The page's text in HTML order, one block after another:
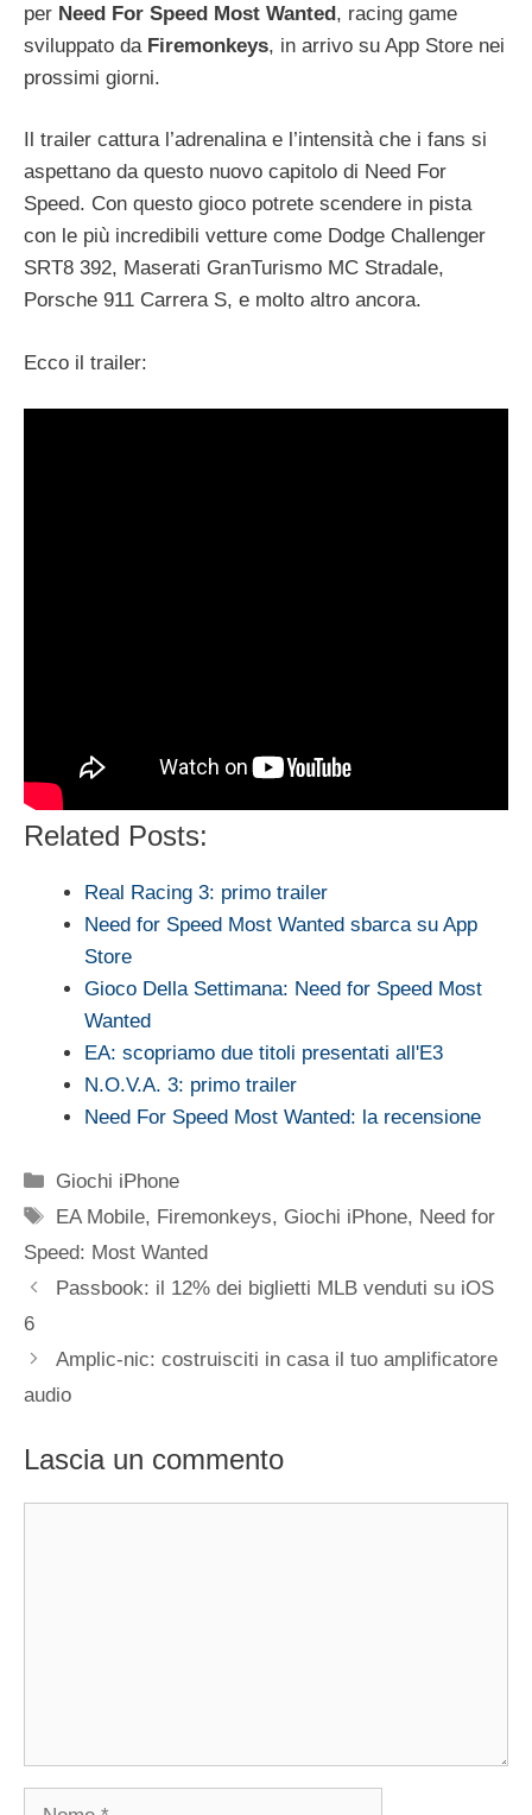
per Need For Speed Most Wanted, racing game
sviluppato da Firemonkeys, in arrivo su App Store nei
prossimi giorni.
Il trailer cattura l’adrenalina e l’intensità che i fans si
aspettano da questo nuovo capitolo di Need For
Speed. Con questo gioco potrete scendere in pista
con le più incredibili vetture come Dodge Challenger
SRT8 392, Maserati GranTurismo MC Stradale,
Porsche 911 Carrera S, e molto altro ancora.
Ecco il trailer:
Related Posts:
Real Racing 3: primo trailer
Need for Speed Most Wanted sbarca su App
Store
Gioco Della Settimana: Need for Speed Most
Wanted
EA: scopriamo due titoli presentati all'E3
N.O.V.A. 3: primo trailer
Need For Speed Most Wanted: la recensione
Categorie
Giochi iPhone
Tag
EA Mobile, Firemonkeys, Giochi iPhone, Need for
Speed: Most Wanted
Passbook: il 12% dei biglietti MLB venduti su iOS
6
Amplic-nic: costruisciti in casa il tuo amplificatore
audio
Lascia un commento
Nome